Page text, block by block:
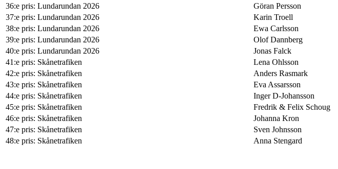
36:e pris: Lundarundan 2026
Göran Persson
37:e pris: Lundarundan 2026
Karin Troell
38:e pris: Lundarundan 2026
Ewa Carlsson
39:e pris: Lundarundan 2026
Olof Dannberg
40:e pris: Lundarundan 2026
Jonas Falck
41:e pris: Skånetrafiken
Lena Ohlsson
42:e pris: Skånetrafiken
Anders Rasmark
43:e pris: Skånetrafiken
Eva Assarsson
44:e pris: Skånetrafiken
Inger D-Johansson
45:e pris: Skånetrafiken
Fredrik & Felix Schoug
46:e pris: Skånetrafiken
Johanna Kron
47:e pris: Skånetrafiken
Sven Johnsson
48:e pris: Skånetrafiken
Anna Stengard